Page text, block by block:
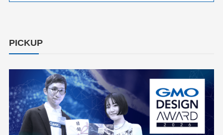
Designship developer DevRel
DevSecOpsThon Docker
Engineering Journey expert EXPERT CROSS
GMO AI＆ロボティクス商事 GMO AIR
PICKUP